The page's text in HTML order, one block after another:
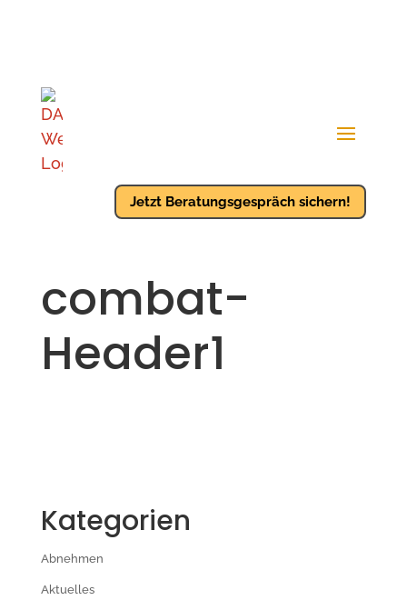
Jetzt Beratungsgespräch sichern!
combat-
Header1
Kategorien
Abnehmen
Aktuelles